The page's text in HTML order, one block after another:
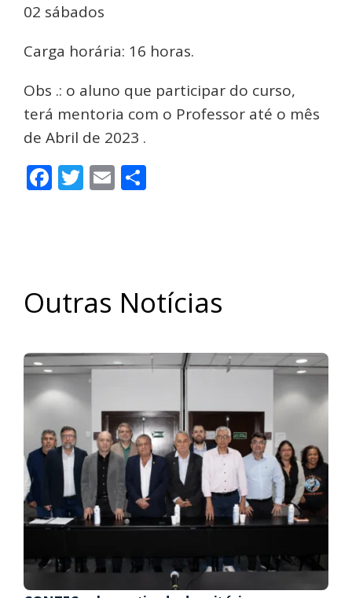
02 sábados
Carga horária: 16 horas.
Obs .: o aluno que participar do curso,
terá mentoria com o Professor até o mês
de Abril de 2023 .
Facebook
Twitter
Email
Outras Notícias